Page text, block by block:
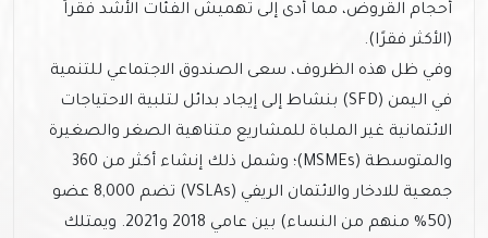
أحجام القروض، مما أدى إلى تهميش الفئات الأشد فقراً
(الأكثر فقرًا).
وفي ظل هذه الظروف، سعى الصندوق الاجتماعي للتنمية
في اليمن (SFD) بنشاط إلى إيجاد بدائل لتلبية الاحتياجات
الائتمانية غير الملباة للمشاريع متناهية الصغر والصغيرة
والمتوسطة (MSMEs)؛ وشمل ذلك إنشاء أكثر من 360
جمعية للادخار والائتمان الريفي (VSLAs) تضم 8,000 عضو
(50% منهم من النساء) بين عامي 2018 و2021. ويمتلك